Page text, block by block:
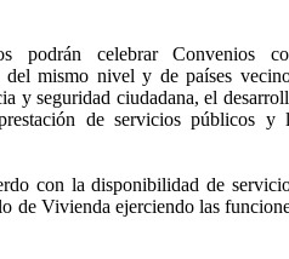
podrán celebrar Convenios
del mismo nivel y de países
y seguridad ciudadana, el
de servicios públicos y
con la disponibilidad de
de Vivienda ejerciendo las